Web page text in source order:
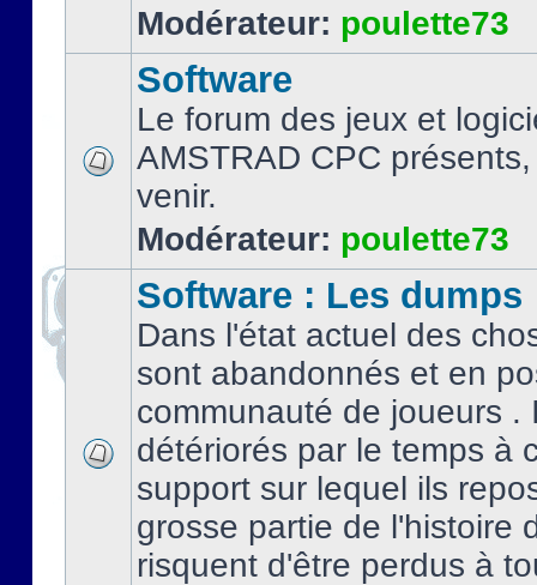
Modérateur: poulette73
Software
Le forum des jeux et
AMSTRAD CPC
venir.
Modérateur: poulette73
Software : Les dumps
Dans l'état actuel des
sont abandonnés et en
communauté de joueurs .
détériorés par le temps à
support sur lequel ils
grosse partie de l'histoire
risquent d'être perdus à